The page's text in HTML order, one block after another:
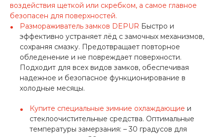
воздействия щеткой или скребком, а самое главное
безопасен для поверхностей.
Размораживатель замков DEPUR Быстро и
эффективно устраняет лёд с замочных механизмов,
сохраняя смазку. Предотвращает повторное
обледенение и не повреждает поверхности.
Подходит для всех видов замков, обеспечивая
надежное и безопасное функционирование в
холодные месяцы.
Купите специальные зимние охлаждающие и
стеклоочистительные средства. Оптимальные
температуры замерзания: – 30 градусов для